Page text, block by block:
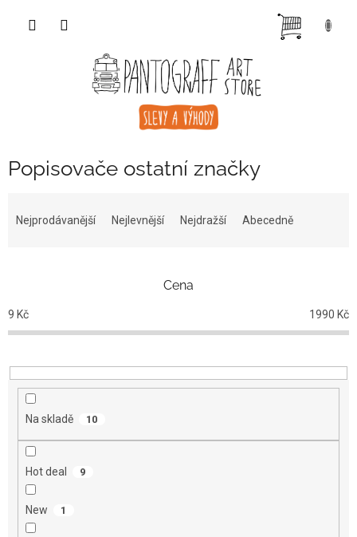
Popisovače ostatní značky
p
r
o
u
Nejprodávanější Nejlevnější Nejdražší Abecedně
Cena
9 Kč 1990 Kč
Na skladě 10
Hot deal 9
New 1